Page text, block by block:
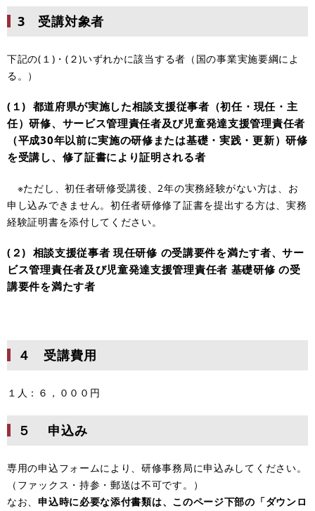
3 受講対象者
下記の(１)・(２)いずれかに該当する者（国の事業実施要綱によ
る。）
(１) 都道府県が実施した相談支援従事者（初任・現任・主
任）研修、サービス管理責任者及び児童発達支援管理責任者
（平成30年以前に実施の研修または基礎・実践・更新）研修
を受講し、修了証書により証明される者
※ただし、初任者研修受講後、2年の実務経験がない方は、お
申し込みできません。初任者研修修了証書を提出する方は、実務
経験証明書を添付してください。
(２) 相談支援従事者 現任研修 の受講要件を満たす者、サー
ビス管理責任者及び児童発達支援管理責任者 基礎研修 の受
講要件を満たす者
４ 受講費用
１人：６，０００円
５ 申込み
専用の申込フォームにより、研修事務局に申込みしてください。
（ファックス・持参・郵送は不可です。）
なお、申込時に必要な添付書類は、このページ下部の「ダウンロ